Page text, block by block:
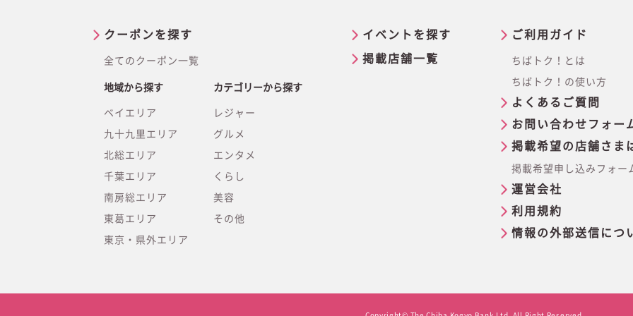
クーポンを探す
全てのクーポン一覧
地域から探す
ベイエリア
九十九里エリア
北総エリア
千葉エリア
南房総エリア
東葛エリア
東京・県外エリア
カテゴリーから探す
レジャー
グルメ
エンタメ
くらし
美容
その他
イベントを探す
掲載店舗一覧
ご利用ガイド
ちばトク！とは
ちばトク！の使い方
よくあるご質問
お問い合わせフォー
掲載希望の店舗さま
掲載希望申し込みフォー
運営会社
利用規約
情報の外部送信につ